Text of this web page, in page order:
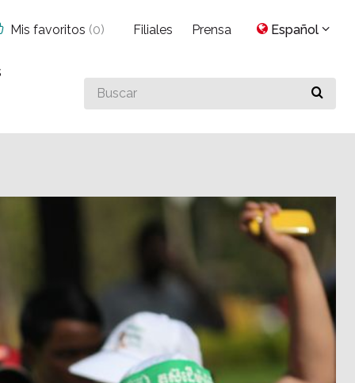
Buscar
algo
Mis favoritos (0) Filiales Prensa Español